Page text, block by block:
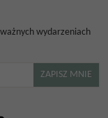
wydarzeniach